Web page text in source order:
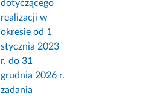
dotyczącego
realizacji w
okresie od 1
stycznia 2023
r. do 31
grudnia 2026 r.
zadania